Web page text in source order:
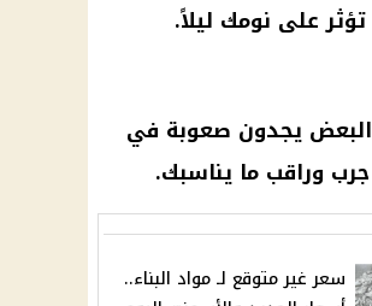
على نومك ليلاً.
البعض يجدون صعوبة في
وراقب ما يناسبك.
سعر غير متوقع لـ مواد البناء..